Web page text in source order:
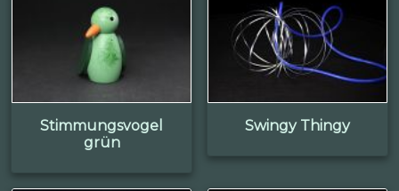
Stimmungsvogel
grün
Swingy Thingy